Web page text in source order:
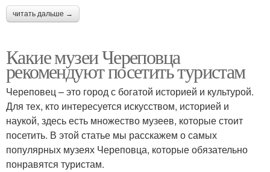
читать дальше →
Какие музеи Череповца
рекомендуют посетить туристам
Череповец – это город с богатой историей и культурой.
Для тех, кто интересуется искусством, историей и
наукой, здесь есть множество музеев, которые стоит
посетить. В этой статье мы расскажем о самых
популярных музеях Череповца, которые обязательно
понравятся туристам.